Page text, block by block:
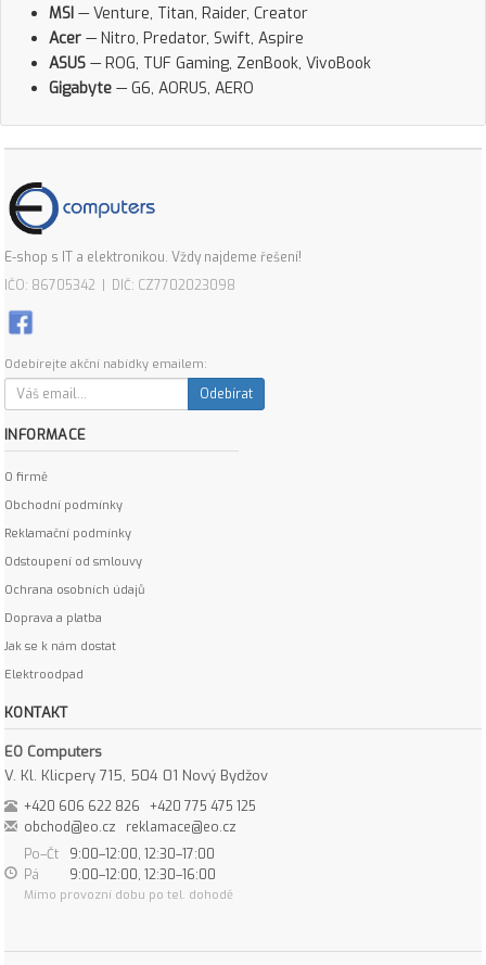
MSI — Venture, Titan, Raider, Creator
Acer — Nitro, Predator, Swift, Aspire
ASUS — ROG, TUF Gaming, ZenBook, VivoBook
Gigabyte — G6, AORUS, AERO
E-shop s IT a elektronikou. Vždy najdeme řešení!
IČO: 86705342 | DIČ: CZ7702023098
Odebírejte akční nabídky emailem:
Odebírat
INFORMACE
O firmě
Obchodní podmínky
Reklamační podmínky
Odstoupení od smlouvy
Ochrana osobních údajů
Doprava a platba
Jak se k nám dostat
Elektroodpad
KONTAKT
EO Computers
V. Kl. Klicpery 715, 504 01 Nový Bydžov
+420 606 622 826
+420 775 475 125
obchod@eo.cz
reklamace@eo.cz
Po–Čt
9:00–12:00, 12:30–17:00
Pá
9:00–12:00, 12:30–16:00
Mimo provozní dobu po tel. dohodě